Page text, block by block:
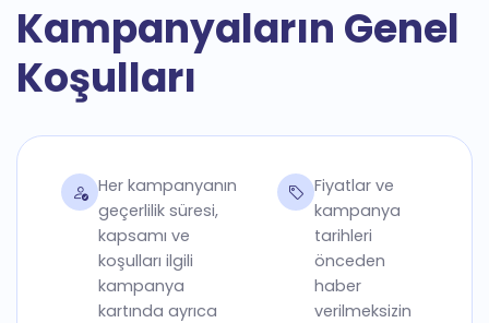
Kampanyaların Genel
Koşulları
Her kampanyanın
geçerlilik süresi,
kapsamı ve
koşulları ilgili
kampanya
kartında ayrıca
Fiyatlar ve
kampanya
tarihleri
önceden
haber
verilmeksizin